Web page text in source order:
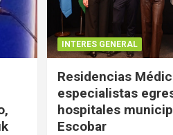
INTERES GENERAL
Residencias
especialistas
hospitales
Escobar